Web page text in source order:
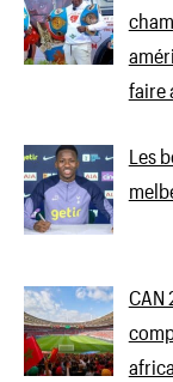
faire
Les
CAN